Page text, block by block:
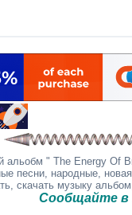
альобм " The Energy Of
песни, народные,
скачать музыку
в